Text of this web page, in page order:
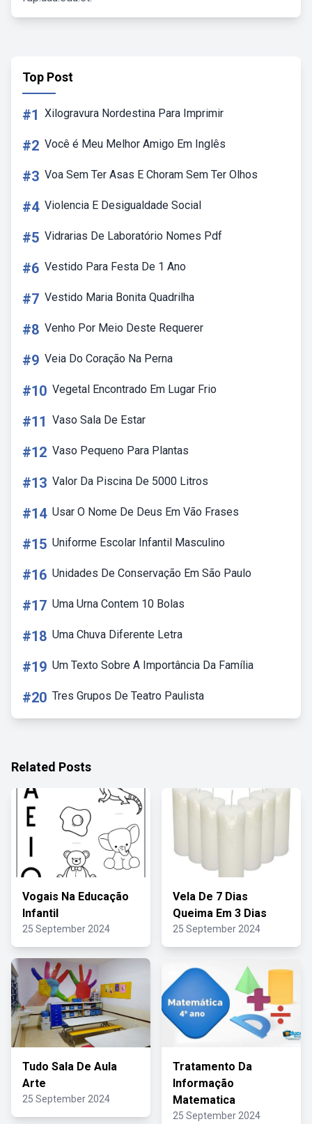
Top Post
#1 Xilogravura Nordestina Para Imprimir
#2 Você é Meu Melhor Amigo Em Inglês
#3 Voa Sem Ter Asas E Choram Sem Ter Olhos
#4 Violencia E Desigualdade Social
#5 Vidrarias De Laboratório Nomes Pdf
#6 Vestido Para Festa De 1 Ano
#7 Vestido Maria Bonita Quadrilha
#8 Venho Por Meio Deste Requerer
#9 Veia Do Coração Na Perna
#10 Vegetal Encontrado Em Lugar Frio
#11 Vaso Sala De Estar
#12 Vaso Pequeno Para Plantas
#13 Valor Da Piscina De 5000 Litros
#14 Usar O Nome De Deus Em Vão Frases
#15 Uniforme Escolar Infantil Masculino
#16 Unidades De Conservação Em São Paulo
#17 Uma Urna Contem 10 Bolas
#18 Uma Chuva Diferente Letra
#19 Um Texto Sobre A Importância Da Família
#20 Tres Grupos De Teatro Paulista
Related Posts
Vogais Na Educação
Infantil
25 September 2024
Vela De 7 Dias
Queima Em 3 Dias
25 September 2024
Tudo Sala De Aula
Arte
25 September 2024
Tratamento Da
Informação
Matematica
25 September 2024